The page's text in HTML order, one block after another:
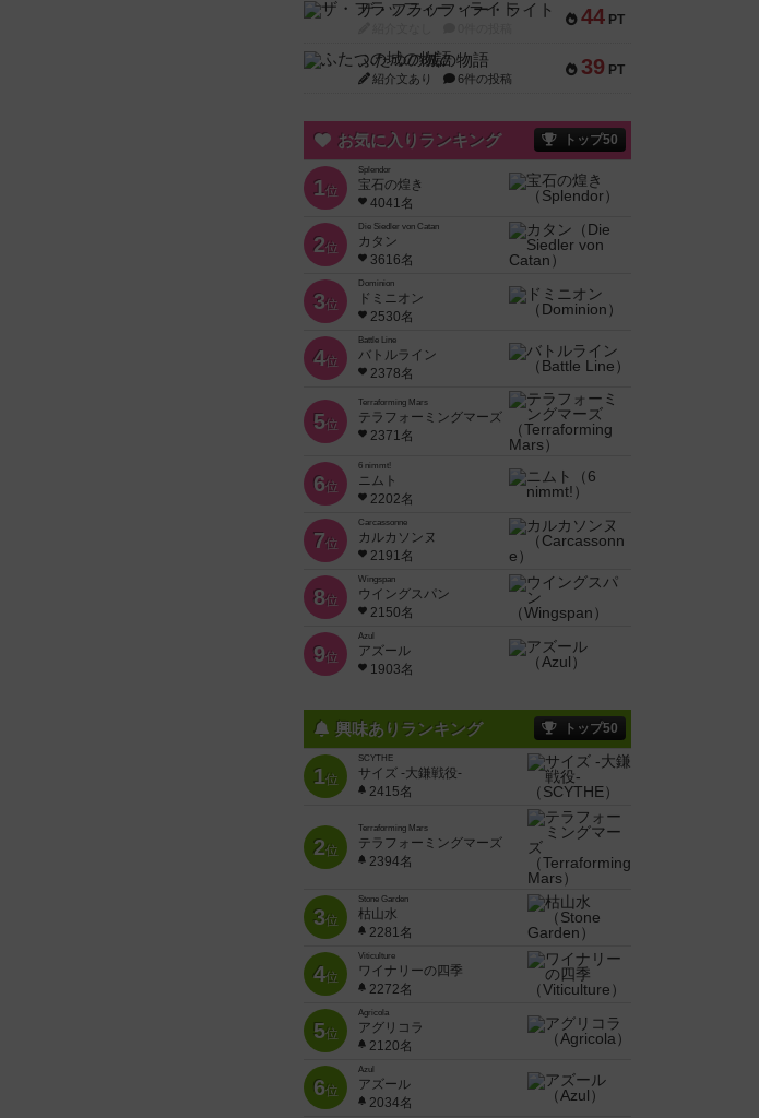
44 PT
ザ・フラッフィー・ライト
39 PT
ふたつの城の物語
紹介文あり 6件の投稿
お気に入りランキング トップ50
1位
Splendor
宝石の煌き
4041名
2位
Die Siedler von Catan
カタン
3616名
3位
Dominion
ドミニオン
2530名
4位
Battle Line
バトルライン
2378名
5位
Terraforming Mars
テラフォーミングマーズ
2371名
6位
6 nimmt!
ニムト
2202名
7位
Carcassonne
カルカソンヌ
2191名
8位
Wingspan
ウイングスパン
2150名
9位
Azul
アズール
1903名
興味ありランキング トップ50
1位
SCYTHE
サイズ -大鎌戦役-
2415名
2位
Terraforming Mars
テラフォーミングマーズ
2394名
3位
Stone Garden
枯山水
2281名
4位
Viticulture
ワイナリーの四季
2272名
5位
Agricola
アグリコラ
2120名
6位
Azul
アズール
2034名